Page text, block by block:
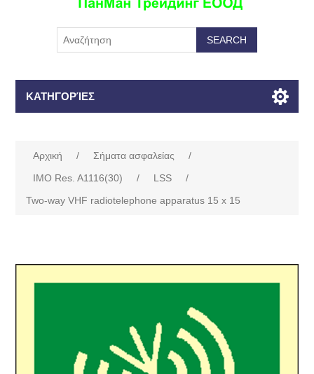
ΚΑΤΗΓΟΡΊΕΣ
Αρχική / Σήματα ασφαλείας
/
IMO Res. A1116(30)
/ LSS
/
Two-way VHF radiotelephone apparatus 15 x 15